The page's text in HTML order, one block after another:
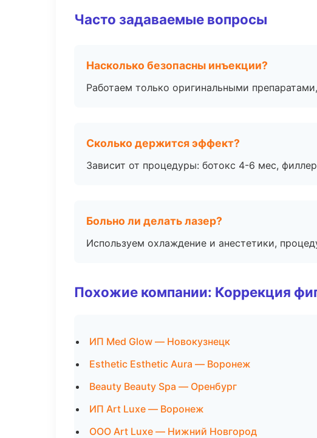
Часто задаваемые вопросы
Насколько безопасны инъекции?
Работаем только оригинальными
Сколько держится эффект?
Зависит от процедуры: ботокс 4-6 мес,
Больно ли делать лазер?
Используем охлаждение и анестетики,
Похожие компании: Коррекция
ИП Med Glow — Новокузнецк
Esthetic Esthetic Aura — Воронеж
Beauty Beauty Spa — Оренбург
ИП Art Luxe — Воронеж
ООО Art Luxe — Нижний Новгород